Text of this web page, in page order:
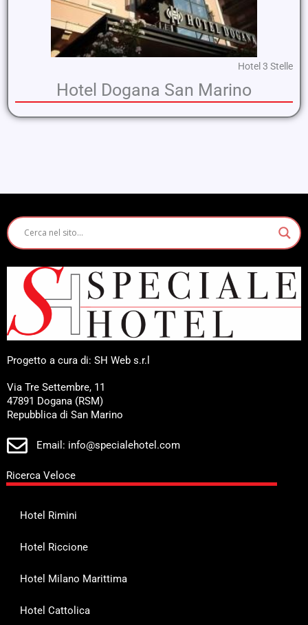
Hotel 3 Stelle
Hotel Dogana San Marino
Progetto a cura di: SH Web s.r.l
Via Tre Settembre, 11
47891 Dogana (RSM)
Repubblica di San Marino
Email: info@specialehotel.com
Ricerca Veloce
Hotel Rimini
Hotel Riccione
Hotel Milano Marittima
Hotel Cattolica